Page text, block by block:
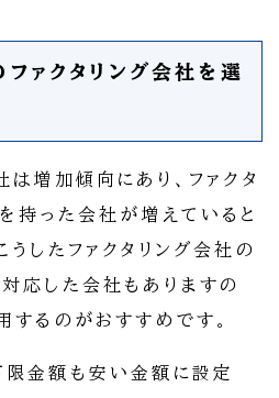
ァクタリング会社を選
は増加傾向にあり、ファクタ
持った会社が増えていると
うしたファクタリング会社の
応した会社もありますの
するのがおすすめです。
金額も安い金額に設定